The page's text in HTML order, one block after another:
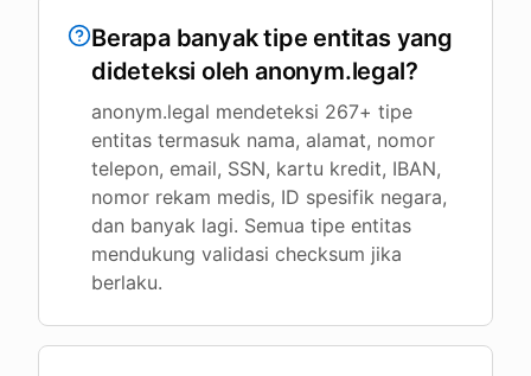
Berapa banyak tipe entitas yang
dideteksi oleh anonym.legal?
anonym.legal mendeteksi 267+ tipe
entitas termasuk nama, alamat, nomor
telepon, email, SSN, kartu kredit, IBAN,
nomor rekam medis, ID spesifik negara,
dan banyak lagi. Semua tipe entitas
mendukung validasi checksum jika
berlaku.